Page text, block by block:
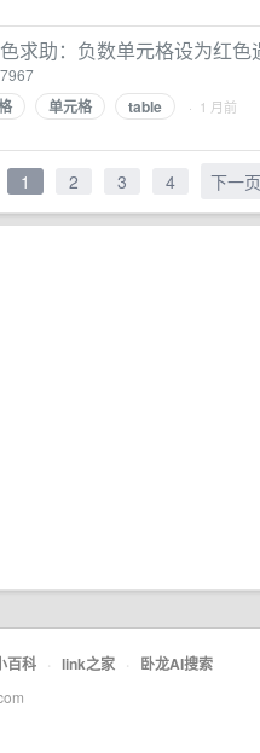
求助：负数单元格设为红色
单元格 table · 1 月前
1 2 3 4 下一页
百科 · link之家 · 卧龙AI搜索